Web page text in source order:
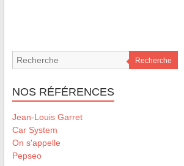
Recherche
NOS RÉFÉRENCES
Jean-Louis Garret
Car System
On s'appelle
Pepseo